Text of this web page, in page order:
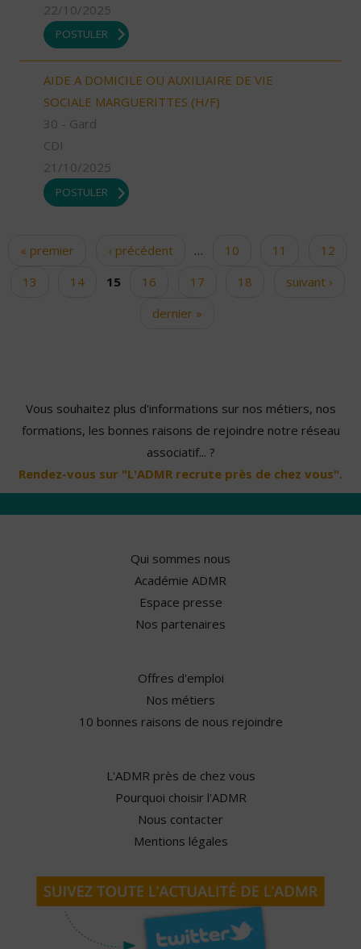
22/10/2025
POSTULER
AIDE A DOMICILE OU AUXILIAIRE DE VIE
SOCIALE MARGUERITTES (H/F)
30 - Gard
CDI
21/10/2025
POSTULER
Pages
« premier ‹ précédent … 10 11
12
13
14 15 16 17 18
suivant ›
dernier »
Vous souhaitez plus d'informations sur nos métiers, nos
formations, les bonnes raisons de rejoindre notre réseau
associatif... ?
Rendez-vous sur "L'ADMR recrute près de chez vous".
Qui sommes nous
Académie ADMR
Espace presse
Nos partenaires
Offres d'emploi
Nos métiers
10 bonnes raisons de nous rejoindre
L'ADMR près de chez vous
Pourquoi choisir l'ADMR
Nous contacter
Mentions légales